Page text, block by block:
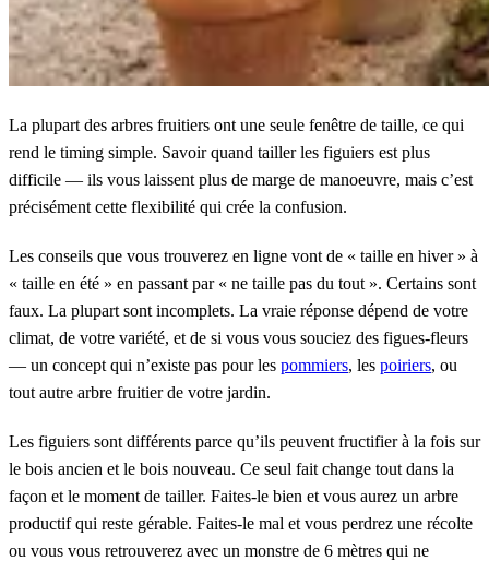
La plupart des arbres fruitiers ont une seule fenêtre de taille, ce qui
rend le timing simple. Savoir quand tailler les figuiers est plus
difficile — ils vous laissent plus de marge de manoeuvre, mais c’est
précisément cette flexibilité qui crée la confusion.
Les conseils que vous trouverez en ligne vont de « taille en hiver » à
« taille en été » en passant par « ne taille pas du tout ». Certains sont
faux. La plupart sont incomplets. La vraie réponse dépend de votre
climat, de votre variété, et de si vous vous souciez des figues-fleurs
— un concept qui n’existe pas pour les pommiers, les poiriers, ou
tout autre arbre fruitier de votre jardin.
Les figuiers sont différents parce qu’ils peuvent fructifier à la fois sur
le bois ancien et le bois nouveau. Ce seul fait change tout dans la
façon et le moment de tailler. Faites-le bien et vous aurez un arbre
productif qui reste gérable. Faites-le mal et vous perdrez une récolte
ou vous vous retrouverez avec un monstre de 6 mètres qui ne